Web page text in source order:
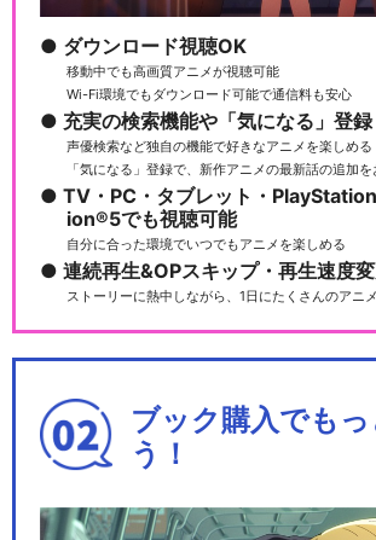
ダウンロード視聴OK
移動中でも高画質アニメが視聴可能
Wi-Fi環境でもダウンロード可能で通信料も安心
充実の検索機能や「気になる」登録
声優検索など独自の機能で好きなアニメを楽しめる
「気になる」登録で、新作アニメの最新話の追加
TV・PC・タブレット・
ion®5でも視聴可能
自分に合った環境でいつでもアニメを楽しめる
連続再生&OPスキップ・再生速度
ストーリーに熱中しながら、1日にたくさんのアニ
ブック購入でも
う！